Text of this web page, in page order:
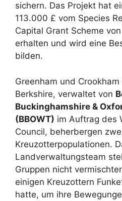
sichern. Das Projekt hat
113.000 £ vom Species
Capital Grant Scheme
erhalten und wird eine
bilden.
Greenham und Crookham
Berkshire, verwaltet von
Buckinghamshire &
(BBOWT) im Auftrag des
Council, beherbergen
Kreuzotterpopulationen.
Landverwaltungsteam
Gruppen nicht
einigen Kreuzottern
hatte, um ihre